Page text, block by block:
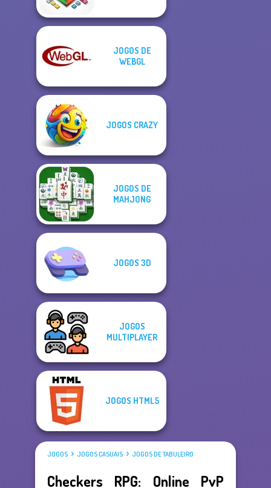
JOGOS DE
WEBGL
JOGOS CRAZY
JOGOS DE
MAHJONG
JOGOS 3D
JOGOS
MULTIPLAYER
JOGOS HTML5
JOGOS JOGOS CASUAIS JOGOS DE TABULEIRO
Checkers RPG: Online PvP